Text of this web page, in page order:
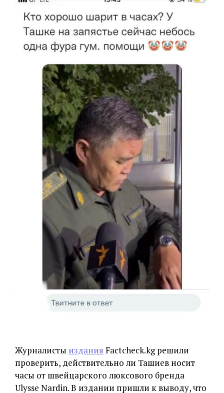
Журналисты издания Factcheck.kg решили
проверить, действительно ли Ташиев носит
часы от швейцарского люксового бренда
Ulysse Nardin. В издании пришли к выводу, что